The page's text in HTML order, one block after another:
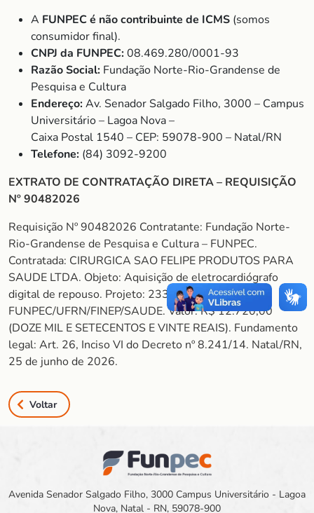
A FUNPEC é não contribuinte de ICMS (somos
consumidor final).
CNPJ da FUNPEC:08.469.280/0001-93
Razão Social: Fundação Norte-Rio-Grandense de
Pesquisa e Cultura
Endereço:Av. Senador Salgado Filho, 3000 – Campus
Universitário – Lagoa Nova –
Caixa Postal 1540 – CEP: 59078-900 – Natal/RN
Telefone: (84) 3092-9200
EXTRATO DE CONTRATAÇÃO DIRETA – REQUISIÇÃO
Nº 90482026
Requisição Nº 90482026 Contratante: Fundação Norte-
Rio-Grandense de Pesquisa e Cultura – FUNPEC.
Contratada: CIRURGICA SAO FELIPE PRODUTOS PARA
SAUDE LTDA. Objeto: Aquisição de eletrocardiógrafo
digital de repouso. Projeto: 2332024 –
FUNPEC/UFRN/FINEP/SAUDE. Valor: R$ 12.720,00
(DOZE MIL E SETECENTOS E VINTE REAIS). Fundamento
legal: Art. 26, Inciso VI do Decreto nº 8.241/14. Natal/RN,
25 de junho de 2026.
Voltar
Avenida Senador Salgado Filho, 3000 Campus Universitário - Lagoa
Nova, Natal - RN, 59078-900